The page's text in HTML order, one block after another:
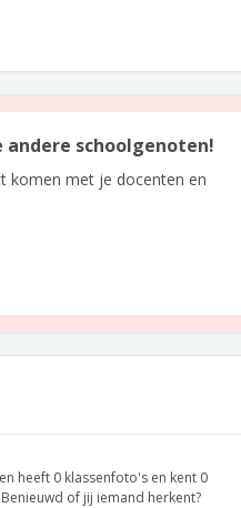
schoolgenoten!
komen met je docenten en
heeft 0 klassenfoto's en kent 0
of jij iemand herkent?